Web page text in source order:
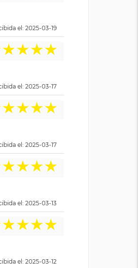
el: 2025-03-19
★★★★
el: 2025-03-17
★★★★
el: 2025-03-17
★★★★
el: 2025-03-13
★★★★
el: 2025-03-12